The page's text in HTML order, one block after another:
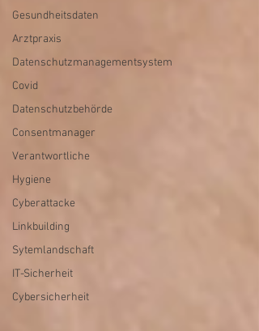
Gesundheitsdaten
Arztpraxis
Datenschutzmanagementsystem
Covid
Datenschutzbehörde
Consentmanager
Verantwortliche
Hygiene
Cyberattacke
Linkbuilding
Sytemlandschaft
IT-Sicherheit
Cybersicherheit